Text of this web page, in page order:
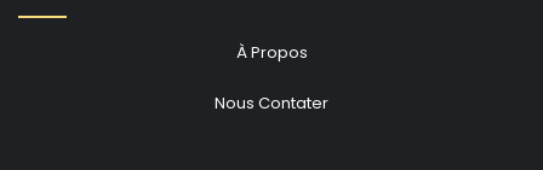
À Propos
Nous Contater